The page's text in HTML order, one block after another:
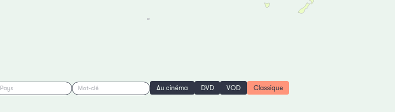
Pays Mot-clé Au cinéma DVD VOD Classique